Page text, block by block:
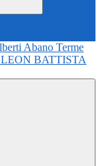
LEON BATTISTA